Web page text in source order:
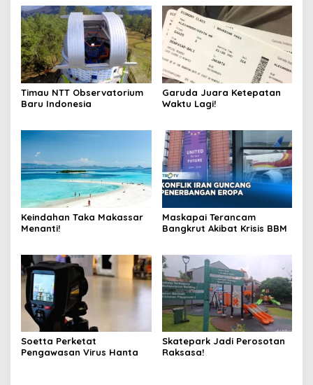
Timau NTT Observatorium
Baru Indonesia
Garuda Juara Ketepatan
Waktu Lagi!
Keindahan Taka Makassar
Menanti!
Maskapai Terancam
Bangkrut Akibat Krisis BBM
Soetta Perketat
Pengawasan Virus Hanta
Skatepark Jadi Perosotan
Raksasa!